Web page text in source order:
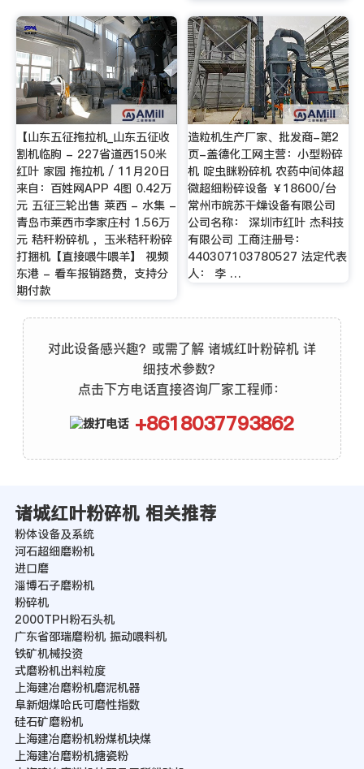
【山东五征拖拉机_山东五征收
割机临朐 - 227省道西150米
红叶 家园 拖拉机 / 11月20日
来自：百姓网APP 4图 0.42万
元 五征三轮出售 莱西 - 水集 -
青岛市莱西市李家庄村 1.56万
元 秸秆粉碎机 ，玉米秸秆粉碎
打捆机【直接喂牛喂羊】 视频
东港 - 看车报销路费，支持分
期付款
造粒机生产厂家、批发商-第2
页-盖德化工网主营：小型粉碎
机 啶虫眯粉碎机 农药中间体超
微超细粉碎设备 ￥18600/台
常州市皖苏干燥设备有限公司
公司名称： 深圳市红叶 杰科技
有限公司 工商注册号：
440307103780527 法定代表
人： 李 …
对此设备感兴趣？或需了解 诸城红叶粉碎机 详
细技术参数？
点击下方电话直接咨询厂家工程师：
+8618037793862
诸城红叶粉碎机 相关推荐
粉体设备及系统
河石超细磨粉机
进口磨
淄博石子磨粉机
粉碎机
2000TPH粉石头机
广东省邵瑞磨粉机 振动喂料机
铁矿机械投资
式磨粉机出料粒度
上海建冶磨粉机磨泥机器
阜新烟煤哈氏可磨性指数
硅石矿磨粉机
上海建冶磨粉机粉煤机块煤
上海建冶磨粉机搪瓷粉